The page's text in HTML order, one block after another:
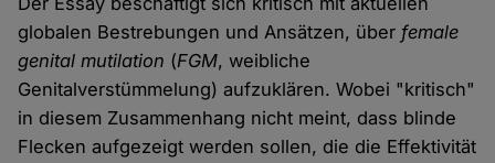
globalen Bestrebungen und Ansätzen, über female
genital mutilation (FGM, weibliche
Genitalverstümmelung) aufzuklären. Wobei "kritisch"
in diesem Zusammenhang nicht meint, dass blinde
Flecken aufgezeigt werden sollen, die die Effektivität